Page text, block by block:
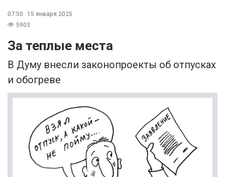
07:50
15 января 2025
5903
За теплые места
В Думу внесли законопроекты об отпусках
и обогреве